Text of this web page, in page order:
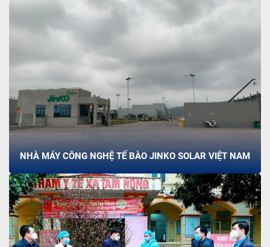
NHÀ MÁY CÔNG NGHỆ TẾ BÀO JINKO SOLAR VIỆT NAM